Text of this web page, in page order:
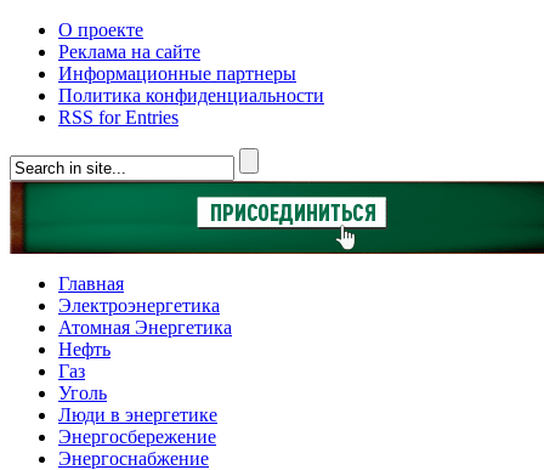
О проекте
Реклама на сайте
Информационные партнеры
Политика конфиденциальности
RSS for Entries
Главная
Электроэнергетика
Атомная Энергетика
Нефть
Газ
Уголь
Люди в энергетике
Энергосбережение
Энергоснабжение